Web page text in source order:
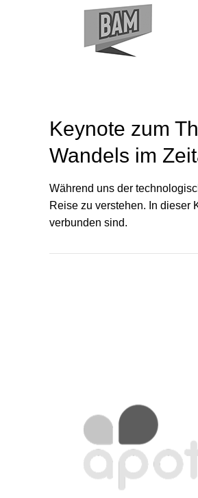
Keynote zum
Wandels im
Während uns der
Reise zu verstehen. In dieser
verbunden sind.